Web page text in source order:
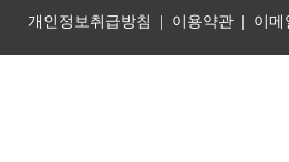
개인정보취급방침
이용약관 이메